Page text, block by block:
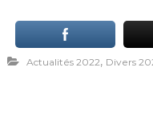
Actualités 2022, Divers